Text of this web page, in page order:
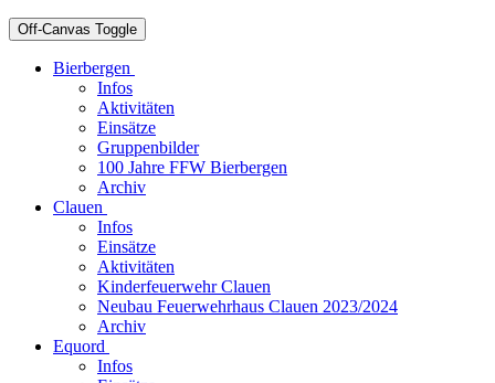
Off-Canvas Toggle
Bierbergen
Infos
Aktivitäten
Einsätze
Gruppenbilder
100 Jahre FFW Bierbergen
Archiv
Clauen
Infos
Einsätze
Aktivitäten
Kinderfeuerwehr Clauen
Neubau Feuerwehrhaus Clauen 2023/2024
Archiv
Equord
Infos